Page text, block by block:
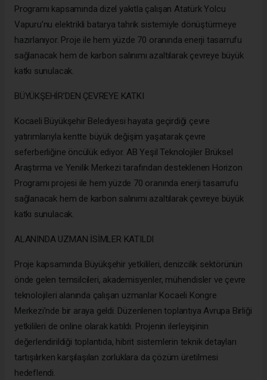
Programı kapsamında dizel yakıtla çalışan Atatürk Yolcu
Vapuru’nu elektrikli batarya tahrik sistemiyle dönüştürmeye
hazırlanıyor. Proje ile hem yüzde 70 oranında enerji tasarrufu
sağlanacak hem de karbon salınımı azaltılarak çevreye büyük
katkı sunulacak.
BÜYÜKŞEHİR’DEN ÇEVREYE KATKI
Kocaeli Büyükşehir Belediyesi hayata geçirdiği çevre
yatırımlarıyla kentte büyük değişim yaşatarak çevre
seferberliğine öncülük ediyor. AB Yeşil Teknolojiler Brüksel
Araştırma ve Yenilik Merkezi tarafından desteklenen Horizon
Programı projesi ile hem yüzde 70 oranında enerji tasarrufu
sağlanacak hem de karbon salınımı azaltılarak çevreye büyük
katkı sunulacak.
ALANINDA UZMAN İSİMLER KATILDI
Proje kapsamında Büyükşehir yetkilileri, denizcilik sektörünün
önde gelen temsilcileri, akademisyenler, mühendisler ve çevre
teknolojileri alanında çalışan uzmanlar Kocaeli Kongre
Merkezi’nde bir araya geldi. Düzenlenen toplantıya Avrupa Birliği
yetkilileri de online olarak katıldı. Projenin ilerleyişinin
değerlendirildiği toplantıda, hibrit sistemlerin teknik detayları
tartışılırken karşılaşılan zorluklara da çözüm üretilmesi
hedeflendi.